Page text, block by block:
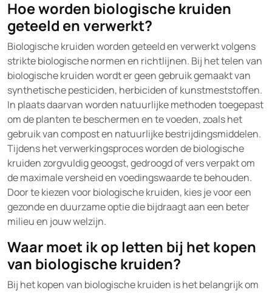
Hoe worden biologische kruiden
geteeld en verwerkt?
Biologische kruiden worden geteeld en verwerkt volgens
strikte biologische normen en richtlijnen. Bij het telen van
biologische kruiden wordt er geen gebruik gemaakt van
synthetische pesticiden, herbiciden of kunstmeststoffen.
In plaats daarvan worden natuurlijke methoden toegepast
om de planten te beschermen en te voeden, zoals het
gebruik van compost en natuurlijke bestrijdingsmiddelen.
Tijdens het verwerkingsproces worden de biologische
kruiden zorgvuldig geoogst, gedroogd of vers verpakt om
de maximale versheid en voedingswaarde te behouden.
Door te kiezen voor biologische kruiden, kies je voor een
gezonde en duurzame optie die bijdraagt aan een beter
milieu en jouw welzijn.
Waar moet ik op letten bij het kopen
van biologische kruiden?
Bij het kopen van biologische kruiden is het belangrijk om